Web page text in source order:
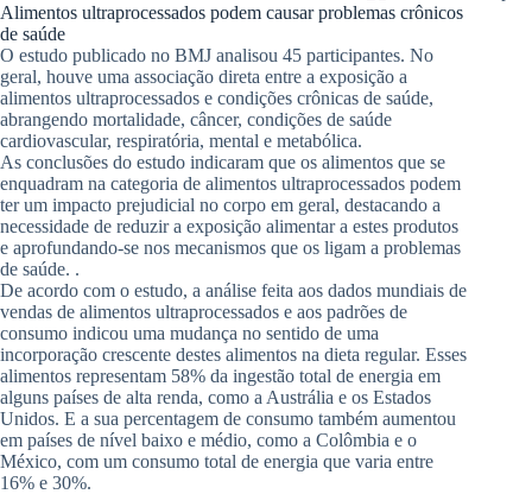
Alimentos ultraprocessados ​​podem causar problemas crônicos
de saúde
O estudo publicado no BMJ analisou 45 participantes. No
geral, houve uma associação direta entre a exposição a
alimentos ultraprocessados ​​e condições crônicas de saúde,
abrangendo mortalidade, câncer, condições de saúde
cardiovascular, respiratória, mental e metabólica.
As conclusões do estudo indicaram que os alimentos que se
enquadram na categoria de alimentos ultraprocessados ​​podem
ter um impacto prejudicial no corpo em geral, destacando a
necessidade de reduzir a exposição alimentar a estes produtos
e aprofundando-se nos mecanismos que os ligam a problemas
de saúde. .
De acordo com o estudo, a análise feita aos dados mundiais de
vendas de alimentos ultraprocessados ​​e aos padrões de
consumo indicou uma mudança no sentido de uma
incorporação crescente destes alimentos na dieta regular. Esses
alimentos representam 58% da ingestão total de energia em
alguns países de alta renda, como a Austrália e os Estados
Unidos. E a sua percentagem de consumo também aumentou
em países de nível baixo e médio, como a Colômbia e o
México, com um consumo total de energia que varia entre
16% e 30%.